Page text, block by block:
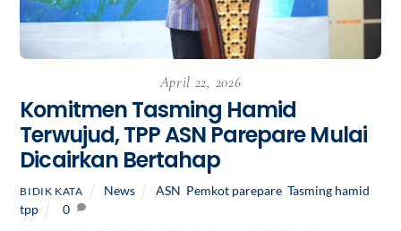
April 22, 2026
Komitmen Tasming Hamid
Terwujud, TPP ASN Parepare Mulai
Dicairkan Bertahap
BIDIK KATA News ASN Pemkot parepare, Tasming hamid
tpp
0